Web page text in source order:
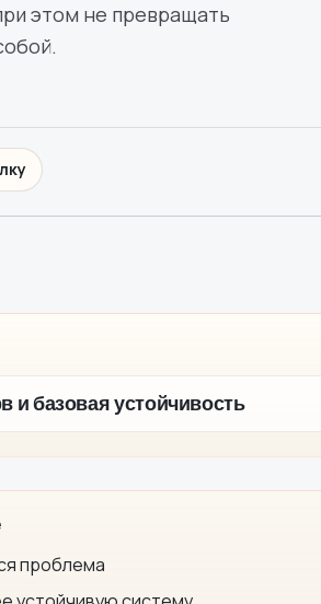
этом не превращать
и базовая устойчивость
проблема